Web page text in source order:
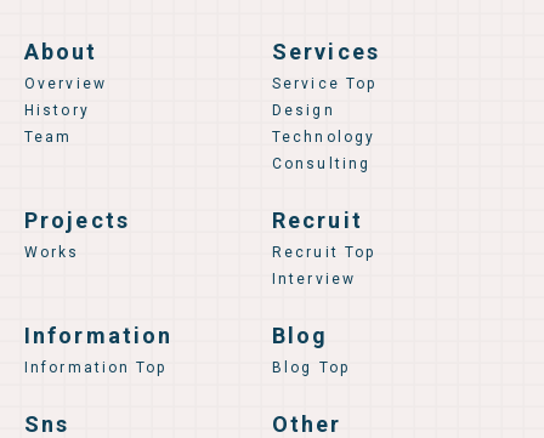
About
Overview
History
Team
Services
Service Top
Design
Technology
Consulting
Projects
Works
Recruit
Recruit Top
Interview
Information
Information Top
Blog
Blog Top
Sns Other